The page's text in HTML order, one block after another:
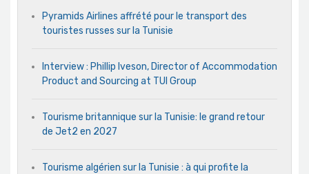
Pyramids Airlines affrété pour le transport des
touristes russes sur la Tunisie
Interview : Phillip Iveson, Director of Accommodation
Product and Sourcing at TUI Group
Tourisme britannique sur la Tunisie: le grand retour
de Jet2 en 2027
Tourisme algérien sur la Tunisie : à qui profite la